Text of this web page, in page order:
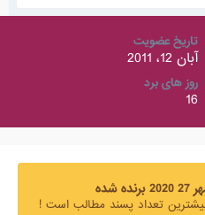
تاریخ عضویت
آبان 12، 2011
روز های برد
16